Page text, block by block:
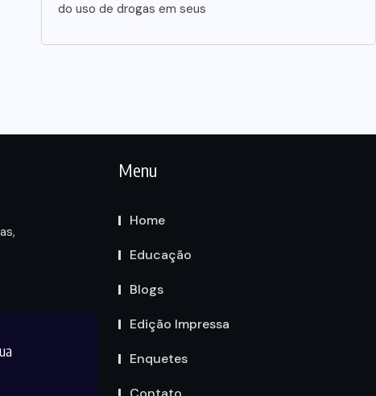
do uso de drogas em seus
Menu
Home
Educação
Blogs
Edição Impressa
Enquetes